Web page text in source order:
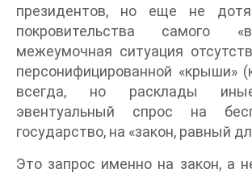
президентов, но еще не
покровительства самого
межеумочная ситуация
персонифицированной «крыши»
всегда, но расклады
эвентуальный спрос на
государство, на «закон, равный
Это запрос именно на закон, а